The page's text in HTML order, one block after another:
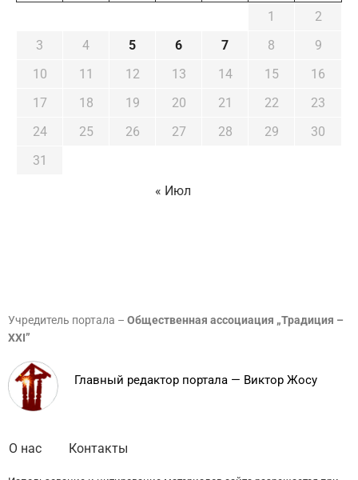
1
2
3
4 5 6 7 8
9
10
11 12 13 14 15
16
17
18 19 20 21 22
23
24
25 26 27 28 29
30
31
« Июл
Учредитель портала – Общественная ассоциация „Традиция –
XXI”
Главный редактор портала — Виктор Жосу
О нас Контакты